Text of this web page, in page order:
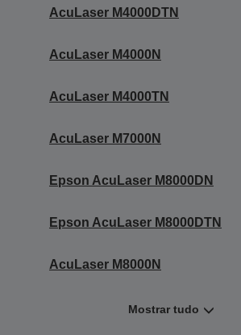
AcuLaser M4000DTN
AcuLaser M4000N
AcuLaser M4000TN
AcuLaser M7000N
Epson AcuLaser M8000DN
Epson AcuLaser M8000DTN
AcuLaser M8000N
Mostrar tudo